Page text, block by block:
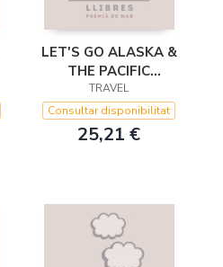
LET'S GO ALASKA &
THE PACIFIC
NORTHWEST 2002
TRAVEL
Consultar disponibilitat
25,21 €